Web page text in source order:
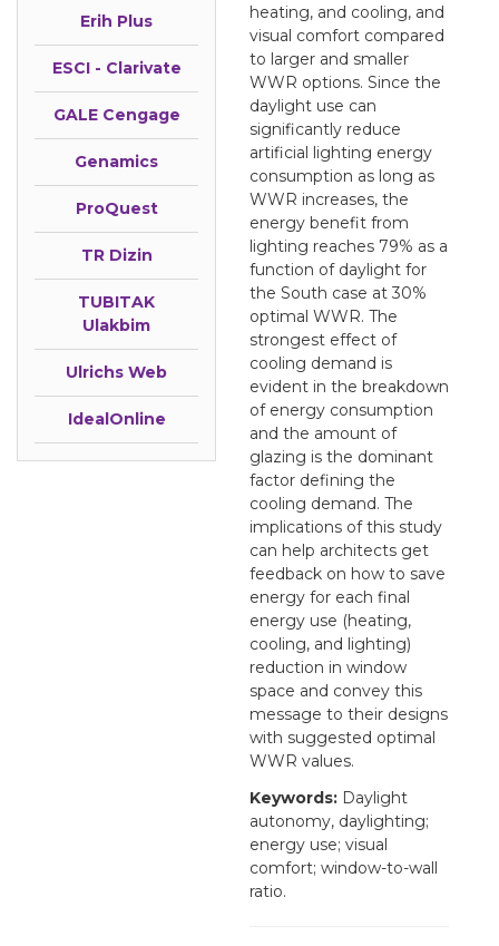
Erih Plus
ESCI - Clarivate
GALE Cengage
Genamics
ProQuest
TR Dizin
TUBITAK
Ulakbim
Ulrichs Web
IdealOnline
heating, and cooling, and
visual comfort compared
to larger and smaller
WWR options. Since the
daylight use can
significantly reduce
artificial lighting energy
consumption as long as
WWR increases, the
energy benefit from
lighting reaches 79% as a
function of daylight for
the South case at 30%
optimal WWR. The
strongest effect of
cooling demand is
evident in the breakdown
of energy consumption
and the amount of
glazing is the dominant
factor defining the
cooling demand. The
implications of this study
can help architects get
feedback on how to save
energy for each final
energy use (heating,
cooling, and lighting)
reduction in window
space and convey this
message to their designs
with suggested optimal
WWR values.
Keywords: Daylight
autonomy, daylighting;
energy use; visual
comfort; window-to-wall
ratio.